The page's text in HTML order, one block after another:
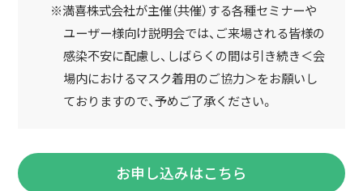
※満喜株式会社が主催（共催）する各種セミナーや
ユーザー様向け説明会では、ご来場される皆様の
感染不安に配慮し、しばらくの間は引き続き＜会
場内におけるマスク着用のご協力＞をお願いし
ておりますので、予めご了承ください。
お申し込みはこちら